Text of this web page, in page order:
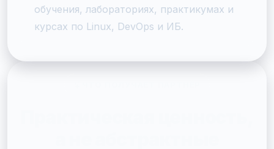
обучения, лабораториях, практикумах и
курсах по Linux, DevOps и ИБ.